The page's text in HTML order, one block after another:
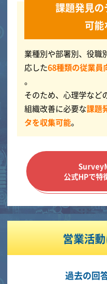
課題発見
可能
業種別や部署別、役職
応した68種類の従業員
。
そのため、心理学など
組織改善に必要な課題
タを収集可能。
公式HPで特
営業活
過去の回